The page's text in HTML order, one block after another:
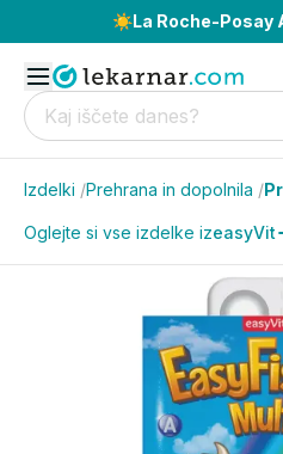
☀️La Roche-Posay
Izdelki /Prehrana in dopolnila /
Oglejte si vse izdelke izeasyVit